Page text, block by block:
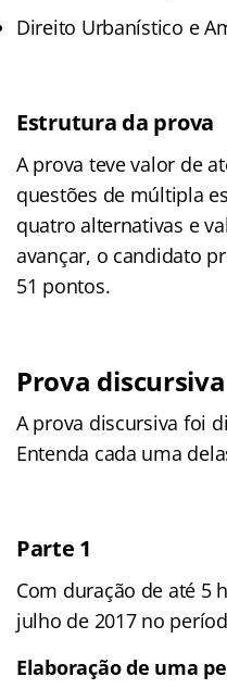
Direito Urbanístico e
Estrutura da prova
A prova teve valor de
questões de múltipla
quatro alternativas e
avançar, o candidato
51 pontos.
Prova discursiva
A prova discursiva foi
Entenda cada uma
Parte 1
Com duração de até 5
julho de 2017 no
Elaboração de uma